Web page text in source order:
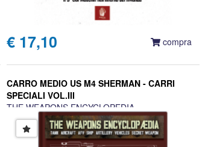
€ 17,10 compra
CARRO MEDIO US M4 SHERMAN - CARRI
SPECIALI VOL.III
THE WEAPONS ENCYCLOPEDIA